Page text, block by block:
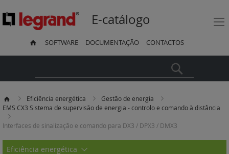
E-catálogo
SOFTWARE DOCUMENTAÇÃO CONTACTOS
Eficiência energética
Gestão de energia
EMS CX3 Sistema de supervisão de energia - controlo e comando à distância
Interfaces de sinalização e comando para DX3 / DPX3 / DMX3
Eficiência energética